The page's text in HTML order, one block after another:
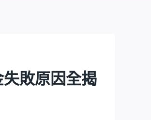
失敗原因全揭